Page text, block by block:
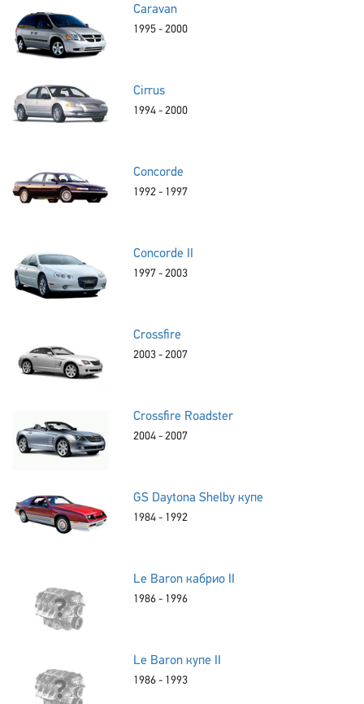
Caravan
1995 - 2000
Cirrus
1994 - 2000
Concorde
1992 - 1997
Concorde II
1997 - 2003
Crossfire
2003 - 2007
Crossfire Roadster
2004 - 2007
GS Daytona Shelby купе
1984 - 1992
Le Baron кабрио II
1986 - 1996
Le Baron купе II
1986 - 1993